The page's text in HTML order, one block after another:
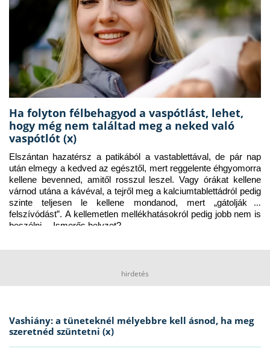
Ha folyton félbehagyod a vaspótlást, lehet,
hogy még nem találtad meg a neked való
vaspótlót (x)
Elszántan hazatérsz a patikából a vastablettával, de pár nap
után elmegy a kedved az egésztől, mert reggelente éhgyomorra
kellene bevenned, amitől rosszul leszel. Vagy órákat kellene
várnod utána a kávéval, a tejről meg a kalciumtablettádról pedig
szinte teljesen le kellene mondanod, mert „gátolják a
felszívódást”. A kellemetlen mellékhatásokról pedig jobb nem is
beszélni… Ismerős helyzet?
hirdetés
Vashiány: a tüneteknél mélyebbre kell ásnod, ha meg
szeretnéd szüntetni (x)